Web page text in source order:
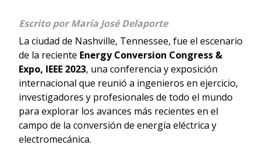
Escrito por María José Delaporte
La ciudad de Nashville, Tennessee, fue el escenario
de la reciente Energy Conversion Congress &
Expo, IEEE 2023, una conferencia y exposición
internacional que reunió a ingenieros en ejercicio,
investigadores y profesionales de todo el mundo
para explorar los avances más recientes en el
campo de la conversión de energía eléctrica y
electromecánica.